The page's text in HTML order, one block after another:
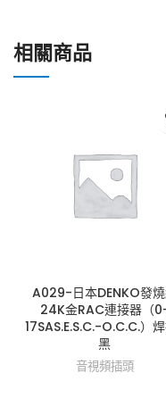
相關商品
A029-日本DENKO發
24K金RAC連接器（
17SAS.E.S.C.-O.C.C.）
黑
音視頻插頭